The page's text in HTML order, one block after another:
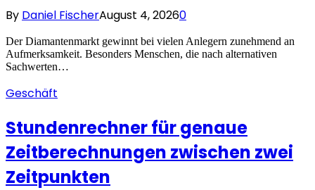
By Daniel FischerAugust 4, 20260
Der Diamantenmarkt gewinnt bei vielen Anlegern zunehmend an
Aufmerksamkeit. Besonders Menschen, die nach alternativen
Sachwerten…
Geschäft
Stundenrechner für genaue
Zeitberechnungen zwischen zwei
Zeitpunkten